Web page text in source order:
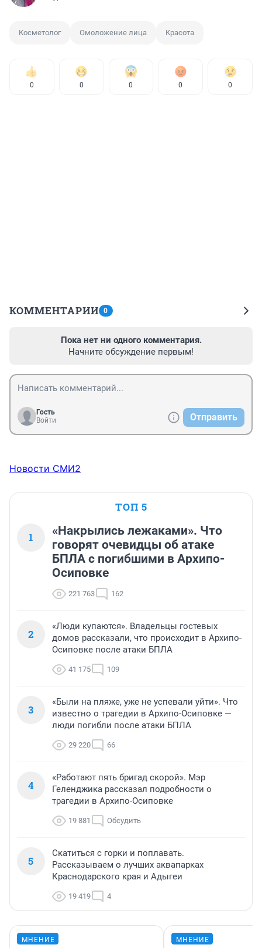
Косметолог Омоложение лица Красота
0 0 0 0 0
КОММЕНТАРИИ 0
Пока нет ни одного комментария.
Начните обсуждение первым!
Гость
Войти
Отправить
Новости СМИ2
ТОП 5
1
«Накрылись лежаками». Что
говорят очевидцы об атаке
БПЛА с погибшими в Архипо-
Осиповке
221 763 162
2
«Люди купаются». Владельцы гостевых
домов рассказали, что происходит в Архипо-
Осиповке после атаки БПЛА
41 175 109
3
«Были на пляже, уже не успевали уйти». Что
известно о трагедии в Архипо-Осиповке —
люди погибли после атаки БПЛА
29 220 66
4
«Работают пять бригад скорой». Мэр
Геленджика рассказал подробности о
трагедии в Архипо-Осиповке
19 881 Обсудить
5
Скатиться с горки и поплавать.
Рассказываем о лучших аквапарках
Краснодарского края и Адыгеи
19 419 4
МНЕНИЕ МНЕНИЕ